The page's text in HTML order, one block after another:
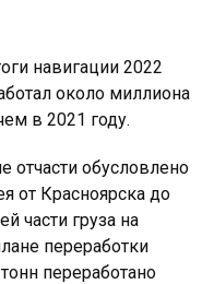
навигации 2022
около миллиона
в 2021 году.
отчасти обусловлено
от Красноярска до
части груза на
переработки
переработано